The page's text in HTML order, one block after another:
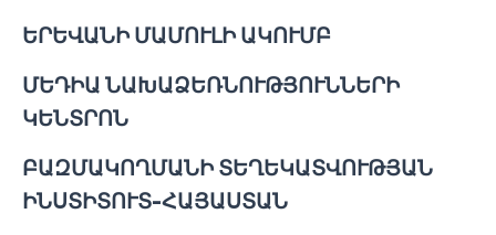
ԵՐԵՎԱՆԻ ՄԱՄՈՒԼԻ ԱԿՈՒՄԲ
ՄԵԴԻԱ ՆԱԽԱՁԵՌՆՈՒԹՅՈՒՆՆԵՐԻ
ԿԵՆՏՐՈՆ
ԲԱԶՄԱԿՈՂՄԱՆԻ ՏԵՂԵԿԱՏՎՈՒԹՅԱՆ
ԻՆՍՏԻՏՈՒՏ-ՀԱՅԱՍՏԱՆ